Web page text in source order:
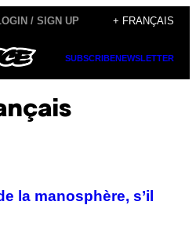
/ SIGN UP + FRANÇAIS
SUBSCRIBENEWSLETTER
la manosphère, s’il